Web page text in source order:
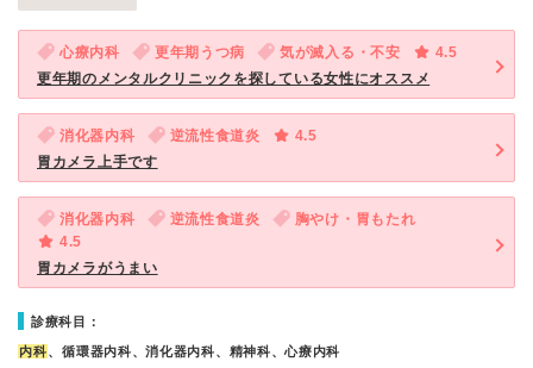
心療内科 更年期うつ病 気が滅入る・不安
4.5
更年期のメンタルクリニックを探している女性にオススメ
消化器内科 逆流性食道炎
4.5
胃カメラ上手です
消化器内科 逆流性食道炎
胸やけ・胃もたれ
4.5
胃カメラがうまい
診療科目：
内科、循環器内科、消化器内科、精神科、心療内科